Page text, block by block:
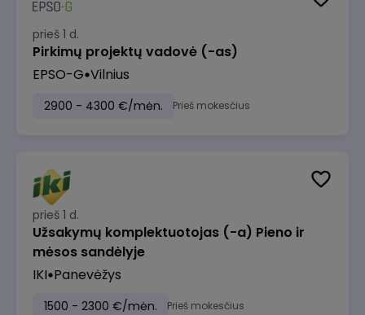
prieš 1 d.
Pirkimų projektų vadovė (-as)
EPSO-G Vilnius
2900 - 4300 €/mėn. Prieš mokesčius
prieš 1 d.
Užsakymų komplektuotojas (-a) Pieno ir
mėsos sandėlyje
IKI Panevėžys
1500 - 2300 €/mėn. Prieš mokesčius